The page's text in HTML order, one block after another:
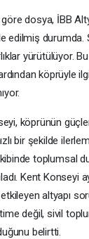
dosya, İBB
edilmiş durumda.
yürütülüyor. Bu
köprüyle
köprünün
bir şekilde
toplumsal
Kent Konseyi
altyapı
değil, sivil
belirtti.